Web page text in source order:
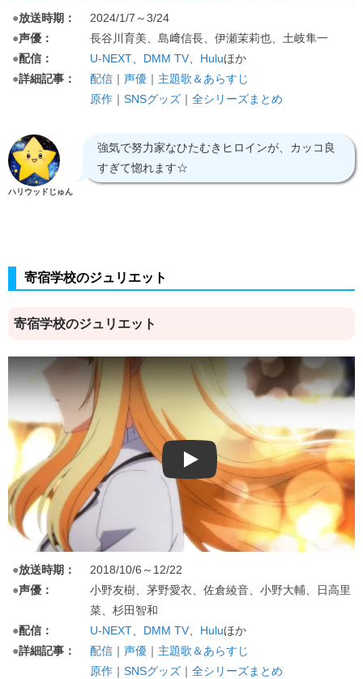
●放送時期：
2024/1/7～3/24
●声優：
長谷川育美、島﨑信長、伊瀬茉莉也、土岐隼一
●配信： U-NEXT DMM TV Huluほか
●詳細記事： 配信 ｜ 声優 ｜ 主題歌＆あらすじ
原作 ｜ SNSグッズ ｜ 全シリーズまとめ
ハリウッドじゅん
強気で努力家なひたむきヒロインが、カッコ良
すぎて惚れます☆
寄宿学校のジュリエット
寄宿学校のジュリエット
Play
●放送時期：
2018/10/6～12/22
●声優：
小野友樹、茅野愛衣、佐倉綾音、小野大輔、日高里
菜、杉田智和
●配信： U-NEXT DMM TV Huluほか
●詳細記事： 配信 ｜ 声優 ｜ 主題歌＆あらすじ
原作 ｜ SNSグッズ ｜ 全シリーズまとめ